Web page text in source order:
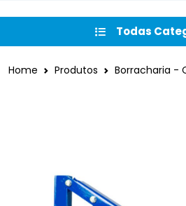
Todas
Home Produtos Borracharia -